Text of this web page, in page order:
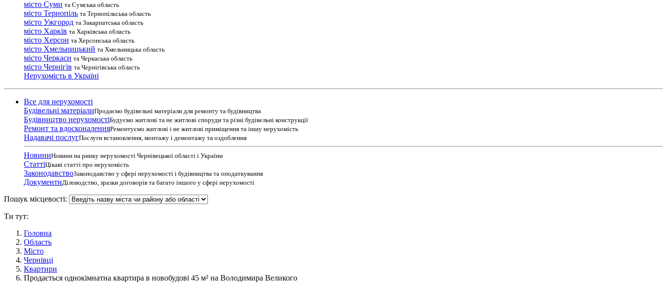
місто Суми та Сумська область
місто Тернопіль та Тернопільська область
місто Ужгород та Закарпатська область
місто Харків та Харківська область
місто Херсон та Херсонська область
місто Хмельницький та Хмельницька область
місто Черкаси та Черкаська область
місто Чернігів та Чернігівська область
Нерухомість в Україні
Все для нерухомості
Будівельні матеріалиПродаємо будівельні матеріали для ремонту та будівництва
Будівництво нерухомостіБудуємо житлові та не житлові споруди та різні будівельні конструкції
Ремонт та вдосконаленняРемонтуємо житлові і не житлові приміщення та іншу нерухомість
Надавачі послугПослуги встановлення, монтажу і демонтажу та оздоблення
НовиниНовини на ринку нерухомості Чернівецької області і України
СтаттіЦікаві статті про нерухомість
ЗаконодавствоЗаконодавство у сфері нерухомості і будівництва та оподаткування
ДокументиДіловодство, зразки договорів та багато іншого у сфері нерухомості
Пошук місцевості:
Ти тут:
Головна
Область
Місто
Чернівці
Квартири
Продається однокімнатна квартира в новобудові 45 м² на Володимира Великого